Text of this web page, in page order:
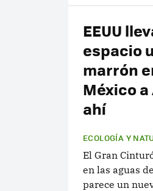
EEUU
espacio
marrón
México
ahí
ECOLOGÍA Y
El Gran
en las aguas
parece un